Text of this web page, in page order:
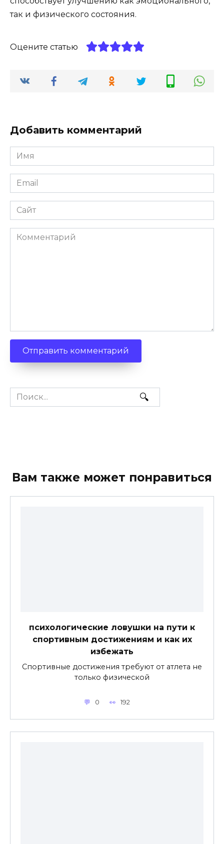
так и физического состояния.
Оцените статью
Добавить комментарий
Имя
Email
Сайт
Комментарий
Search
for:
Вам также может понравиться
психологические ловушки на пути к
спортивным достижениям и как их
избежать
Спортивные достижения требуют от атлета не
только физической
0 192